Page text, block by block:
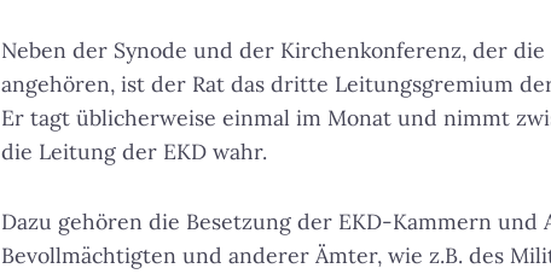
Neben der Synode und der Kirchenkonferenz, der
angehören, ist der Rat das dritte Leitungsgremium
Er tagt üblicherweise einmal im Monat und nimmt
die Leitung der EKD wahr.
Dazu gehören die Besetzung der EKD-Kammern und
Bevollmächtigten und anderer Ämter, wie z.B. des